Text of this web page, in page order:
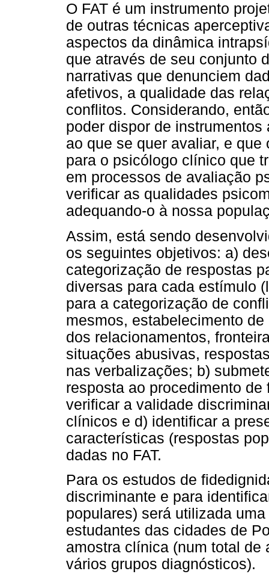
O FAT é um instrumento
de outras técnicas
aspectos da dinâmica
que através de seu conjunto
narrativas que denunciem
afetivos, a qualidade das
conflitos. Considerando,
poder dispor de
ao que se quer avaliar, e
para o psicólogo clínico que
em processos de avaliação
verificar as qualidades
adequando-o à nossa
Assim, está sendo
os seguintes objetivos: a)
categorização de respostas
diversas para cada estímulo
para a categorização de
mesmos, estabelecimento
dos relacionamentos,
situações abusivas,
nas verbalizações; b)
resposta ao procedimento
verificar a validade
clínicos e d) identificar a
características (respostas
dadas no FAT.
Para os estudos de
discriminante e para
populares) será utilizada
estudantes das cidades de
amostra clínica (num total de
vários grupos diagnósticos).